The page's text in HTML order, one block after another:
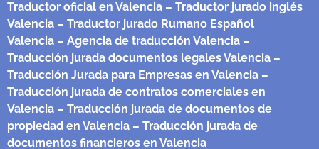
Traductor oficial en Valencia – Traductor jurado inglés
Valencia – Traductor jurado Rumano Español
Valencia – Agencia de traducción Valencia –
Traducción jurada documentos legales Valencia –
Traducción Jurada para Empresas en Valencia –
Traducción jurada de contratos comerciales en
Valencia – Traducción jurada de documentos de
propiedad en Valencia – Traducción jurada de
documentos financieros en Valencia